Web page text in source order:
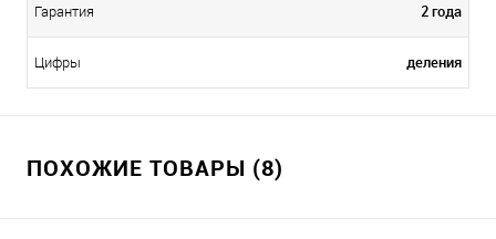
Гарантия 2 года
Цифры деления
ПОХОЖИЕ ТОВАРЫ (8)